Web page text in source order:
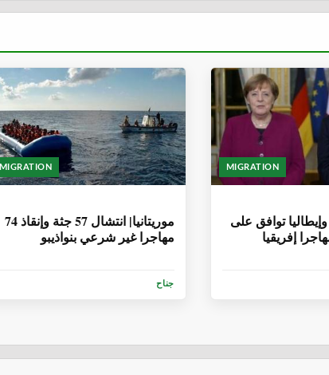
MIGRATION
موريتانيا| انتشال 57 جثة وإنقاذ 74
مهاجرا غير شرعي بنواذيبو
جناح
MIGRATION
توافق على